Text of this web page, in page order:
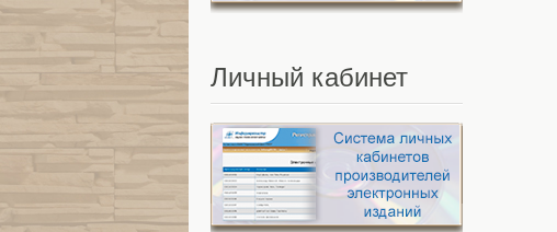
Личный кабинет